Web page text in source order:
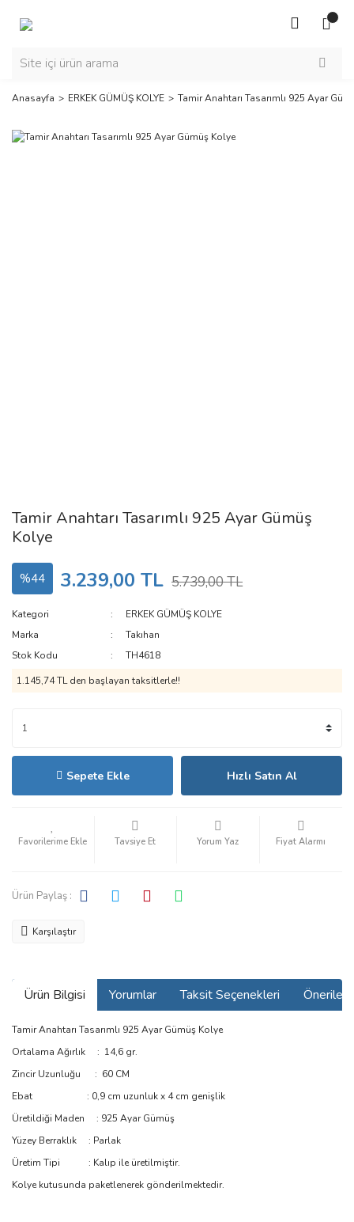
Anasayfa ERKEK GÜMÜŞ KOLYE Tamir Anahtarı Tasarımlı 925 Ayar
Tamir Anahtarı Tasarımlı 925 Ayar Gümüş
Kolye
%44 3.239,00 TL 5.739,00 TL
Kategori
ERKEK GÜMÜŞ KOLYE
Marka
Takıhan
Stok Kodu
TH4618
1.145,74 TL den başlayan taksitlerle!!
Sepete Ekle Hızlı Satın Al
Tavsiye Et Yorum Yaz Fiyat Alarmı
Ürün Paylaş :
Karşılaştır
Ürün Bilgisi Yorumlar Taksit Seçenekleri
Tamir Anahtarı Tasarımlı 925 Ayar Gümüş Kolye
Ortalama Ağırlık : 14,6 gr.
Zincir Uzunluğu : 60 CM
Ebat : 0,9 cm uzunluk x 4 cm genişlik
Üretildiği Maden : 925 Ayar Gümüş
Yüzey Berraklık : Parlak
Üretim Tipi : Kalıp ile üretilmiştir.
Kolye kutusunda paketlenerek gönderilmektedir.